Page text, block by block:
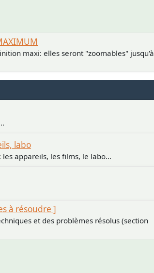
maxi: elles seront "zoomables" jusqu'à
labo
appareils, les films, le labo...
à résoudre ]
et des problèmes résolus (section